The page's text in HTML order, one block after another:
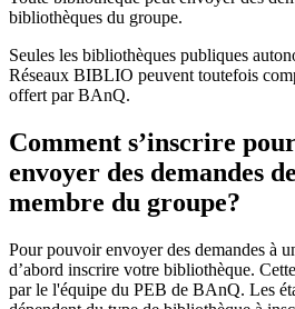
bibliothèques du groupe.
Seules les bibliothèques publiques
Réseaux BIBLIO peuvent toutefois
offert par BAnQ.
Comment s’inscrire
envoyer des demandes
membre du groupe?
Pour pouvoir envoyer des demandes à
d’abord inscrire votre bibliothèque.
par le l'équipe du PEB de BAnQ. Les